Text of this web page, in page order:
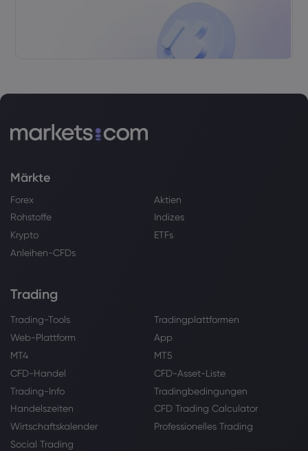
Märkte
Forex
Aktien
Rohstoffe
Indizes
Krypto
ETFs
Anleihen-CFDs
Trading
Trading-Tools
Tradingplattformen
Web-Plattform
App
MT4
MT5
CFD-Handel
CFD-Asset-Liste
Trading-Info
Tradingbedingungen
Handelszeiten
CFD Trading Calculator
Wirtschaftskalender
Professionelles Trading
Social Trading